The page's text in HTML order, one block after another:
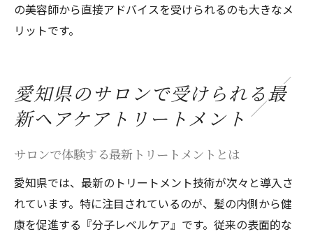
の美容師から直接アドバイスを受けられるのも大きなメ
リットです。
愛知県のサロンで受けられる最
新ヘアケアトリートメント
サロンで体験する最新トリートメントとは
愛知県では、最新のトリートメント技術が次々と導入さ
れています。特に注目されているのが、髪の内側から健
康を促進する『分子レベルケア』です。従来の表面的な